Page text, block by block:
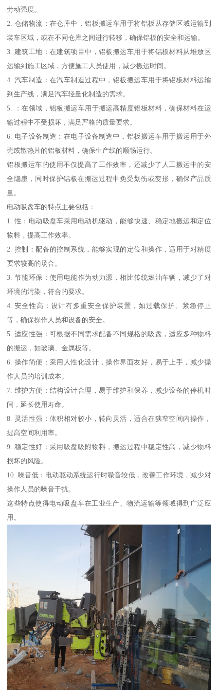
劳动强度。
2. 仓储物流：在仓库中，铝板搬运车用于将铝板从存储区域运输到
装车区域，或在不同仓库之间进行转移，确保铝板的安全和运输。
3. 建筑工地：在建筑项目中，铝板搬运车用于将铝板材料从堆放区
运输到施工区域，方便施工人员使用，减少搬运时间。
4. 汽车制造：在汽车制造过程中，铝板搬运车用于将铝板材料运输
到生产线，满足汽车轻量化制造的需求。
5. ：在领域，铝板搬运车用于搬运高精度铝板材料，确保材料在运
输过程中不受损坏，满足严格的质量要求。
6. 电子设备制造：在电子设备制造中，铝板搬运车用于搬运用于外
壳或散热片的铝板材料，确保生产线的顺畅运行。
铝板搬运车的使用不仅提高了工作效率，还减少了人工搬运中的安
全隐患，同时保护铝板在搬运过程中免受划伤或变形，确保产品质
量。
电动吸盘车的特点主要包括：
1. 性：电动吸盘车采用电动机驱动，能够快速、稳定地搬运和定位
物料，提高工作效率。
2. 控制：配备的控制系统，能够实现的定位和操作，适用于对精度
要求较高的场合。
3. 节能环保：使用电能作为动力源，相比传统燃油车辆，减少了对
环境的污染，符合的要求。
4. 安全性高：设计有多重安全保护装置，如过载保护、紧急停止
等，确保操作人员和设备的安全。
5. 适应性强：可根据不同需求配备不同规格的吸盘，适应多种物料
的搬运，如玻璃、金属板等。
6. 操作简便：采用人性化设计，操作界面友好，易于上手，减少操
作人员的培训成本。
7. 维护方便：结构设计合理，易于维护和保养，减少设备的停机时
间，延长使用寿命。
8. 灵活性强：体积相对较小，转向灵活，适合在狭窄空间内操作，
提高空间利用率。
9. 稳定性好：采用吸盘吸附物料，搬运过程中稳定性高，减少物料
损坏的风险。
10. 噪音低：电动驱动系统运行时噪音较低，改善工作环境，减少对
操作人员的噪音干扰。
这些特点使得电动吸盘车在工业生产、物流运输等领域得到广泛应
用。